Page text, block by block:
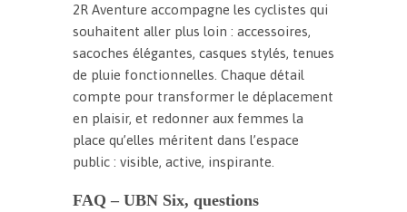
2R Aventure accompagne les cyclistes qui
souhaitent aller plus loin : accessoires,
sacoches élégantes, casques stylés, tenues
de pluie fonctionnelles. Chaque détail
compte pour transformer le déplacement
en plaisir, et redonner aux femmes la
place qu’elles méritent dans l’espace
public : visible, active, inspirante.
FAQ – UBN Six, questions